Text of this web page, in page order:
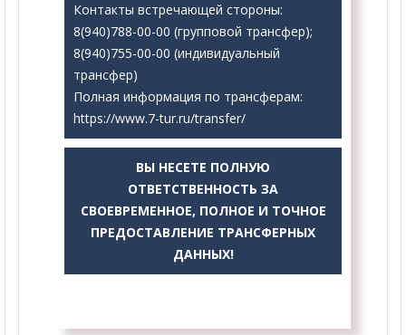
Контакты встречающей стороны:
8(940)788-00-00 (групповой трансфер);
8(940)755-00-00 (индивидуальный
трансфер)
Полная информация по трансферам:
https://www.7-tur.ru/transfer/
ВЫ НЕСЕТЕ ПОЛНУЮ
ОТВЕТСТВЕННОСТЬ ЗА
СВОЕВРЕМЕННОЕ, ПОЛНОЕ И ТОЧНОЕ
ПРЕДОСТАВЛЕНИЕ ТРАНСФЕРНЫХ
ДАННЫХ!